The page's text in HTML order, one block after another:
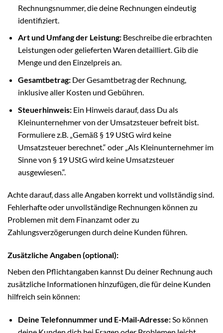
Rechnungsnummer, die deine Rechnungen eindeutig
identifiziert.
Art und Umfang der Leistung:Beschreibe die erbrachten
Leistungen oder gelieferten Waren detailliert. Gib die
Menge und den Einzelpreis an.
Gesamtbetrag:Der Gesamtbetrag der Rechnung,
inklusive aller Kosten und Gebühren.
Steuerhinweis:Ein Hinweis darauf, dass Du als
Kleinunternehmer von der Umsatzsteuer befreit bist.
Formuliere z.B. „Gemäß § 19 UStG wird keine
Umsatzsteuer berechnet.“ oder „Als Kleinunternehmer im
Sinne von § 19 UStG wird keine Umsatzsteuer
ausgewiesen.“.
Achte darauf, dass alle Angaben korrekt und vollständig sind.
Fehlerhafte oder unvollständige Rechnungen können zu
Problemen mit dem Finanzamt oder zu
Zahlungsverzögerungen durch deine Kunden führen.
Zusätzliche Angaben (optional):
Neben den Pflichtangaben kannst Du deiner Rechnung auch
zusätzliche Informationen hinzufügen, die für deine Kunden
hilfreich sein können:
Deine Telefonnummer und E-Mail-Adresse:So können